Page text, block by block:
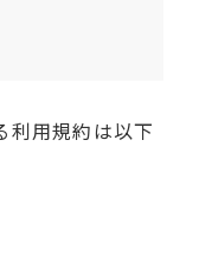
利用規約は以下